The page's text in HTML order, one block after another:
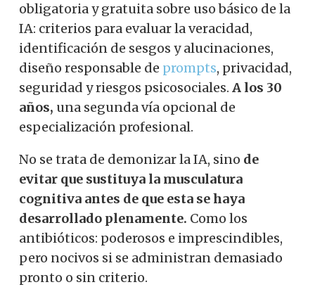
obligatoria y gratuita sobre uso básico de la
IA: criterios para evaluar la veracidad,
identificación de sesgos y alucinaciones,
diseño responsable de prompts, privacidad,
seguridad y riesgos psicosociales. A los 30
años, una segunda vía opcional de
especialización profesional.
No se trata de demonizar la IA, sino de
evitar que sustituya la musculatura
cognitiva antes de que esta se haya
desarrollado plenamente. Como los
antibióticos: poderosos e imprescindibles,
pero nocivos si se administran demasiado
pronto o sin criterio.